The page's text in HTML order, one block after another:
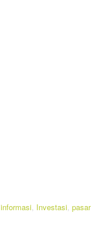
informasi Investasi pasar